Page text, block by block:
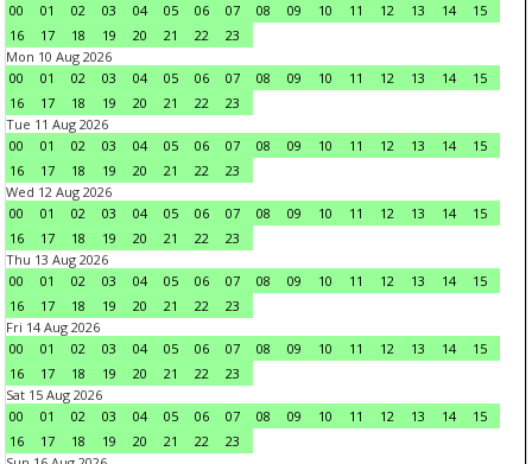
00
01 02 03 04 05 06 07 08 09 10 11 12 13 14
15
16
17 18 19 20 21 22
23
Mon 10 Aug 2026
00
01 02 03 04 05 06 07 08 09 10 11 12 13 14
15
16
17 18 19 20 21 22
23
Tue 11 Aug 2026
00
01 02 03 04 05 06 07 08 09 10 11 12 13 14
15
16
17 18 19 20 21 22
23
Wed 12 Aug 2026
00
01 02 03 04 05 06 07 08 09 10 11 12 13 14
15
16
17 18 19 20 21 22
23
Thu 13 Aug 2026
00
01 02 03 04 05 06 07 08 09 10 11 12 13 14
15
16
17 18 19 20 21 22
23
Fri 14 Aug 2026
00
01 02 03 04 05 06 07 08 09 10 11 12 13 14
15
16
17 18 19 20 21 22
23
Sat 15 Aug 2026
00
01 02 03 04 05 06 07 08 09 10 11 12 13 14
15
16
17 18 19 20 21 22
23